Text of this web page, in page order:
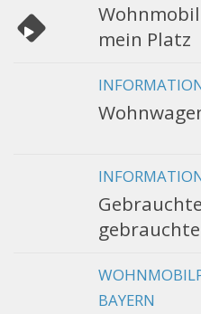
Wohnmobil
mein Platz
BAYERN